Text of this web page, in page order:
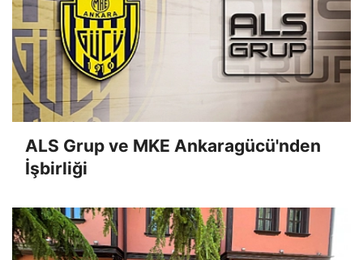
ALS Grup ve MKE Ankaragücü'nden
İşbirliği